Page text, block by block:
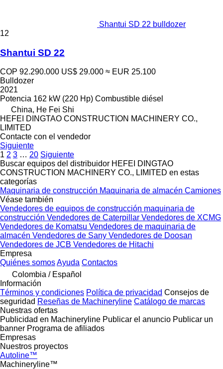
Shantui SD 22 bulldozer
12
Shantui SD 22
COP 92.290.000 US$ 29.000 ≈ EUR 25.100
Bulldozer
2021
Potencia 162 kW (220 Hp) Combustible diésel
China, He Fei Shi
HEFEI DINGTAO CONSTRUCTION MACHINERY CO.,
LIMITED
Contacte con el vendedor
Siguiente
1 2 3 … 20 Siguiente
Buscar equipos del distribuidor HEFEI DINGTAO
CONSTRUCTION MACHINERY CO., LIMITED en estas
categorías
Maquinaria de construcción Maquinaria de almacén Camiones
Véase también
Vendedores de equipos de construcción maquinaria de
construcción Vendedores de Caterpillar Vendedores de XCMG
Vendedores de Komatsu Vendedores de maquinaria de
almacén Vendedores de Sany Vendedores de Doosan
Vendedores de JCB Vendedores de Hitachi
Empresa
Quiénes somosAyuda Contactos
Colombia / Español
Información
Términos y condiciones Política de privacidad Consejos de
seguridad Reseñas de Machineryline Catálogo de marcas
Nuestras ofertas
Publicidad en Machineryline Publicar el anuncio Publicar un
banner Programa de afiliados
Empresas
Nuestros proyectos
Autoline™
Machineryline™